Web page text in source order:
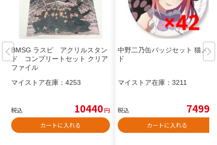
BMSG ラスピ アクリルスタン
ド コンプリートセット クリア
ファイル
マイストア在庫： 4253
税込 10440円
カートに入れる
中野二乃缶バッジセット 猫メイ
ド
マイストア在庫： 3211
税込 7499
カートに入れる